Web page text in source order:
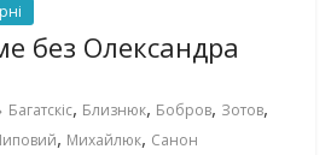
без Олександра
Багатскіс, Близнюк, Бобров, Зотов,
, Михайлюк, Санон